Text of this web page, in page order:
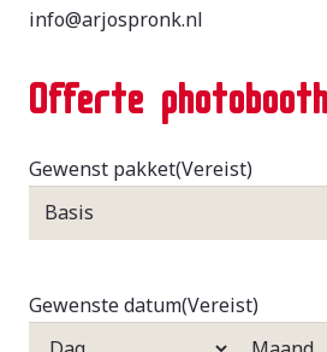
info@arjospronk.nl
Offerte
Gewenst pakket(Vereist)
Gewenste datum(Vereist)
Dag
Maand